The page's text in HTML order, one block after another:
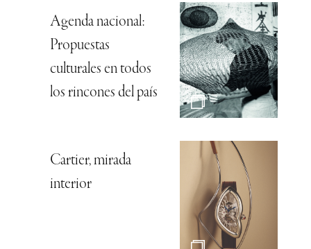
Agenda nacional:
Propuestas
culturales en todos
los rincones del país
Cartier, mirada
interior